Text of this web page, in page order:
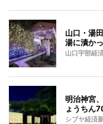
山口・湯
湯に漬か
山口宇部経
明治神宮
ょうちん
シブヤ経済